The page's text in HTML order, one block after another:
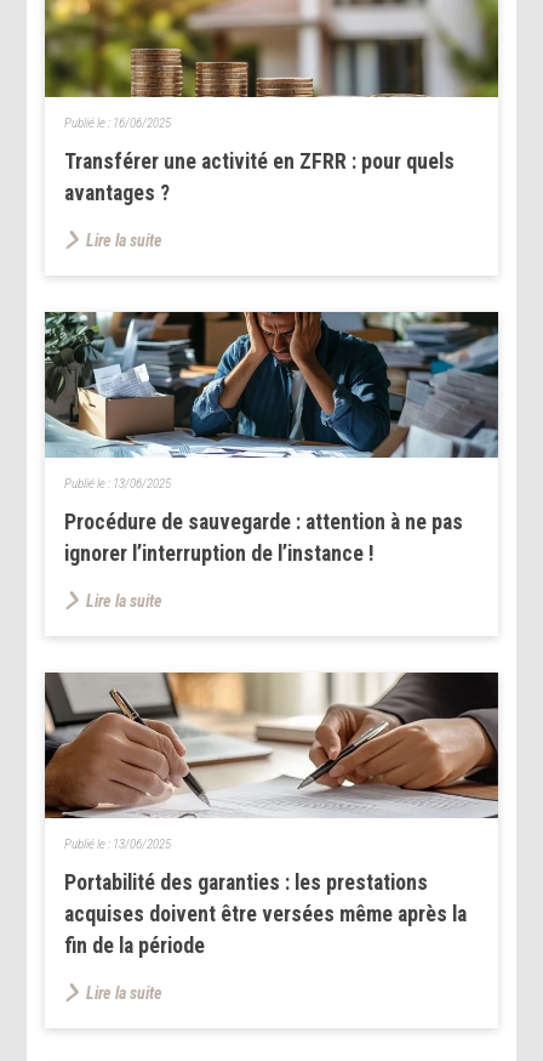
Transférer une activité en ZFRR : pour quels
avantages ?
Publié le : 16/06/2025
Lire la suite
Procédure de sauvegarde : attention à ne pas
ignorer l’interruption de l’instance !
Publié le : 13/06/2025
Lire la suite
Portabilité des garanties : les prestations
acquises doivent être versées même après la
fin de la période
Publié le : 13/06/2025
Lire la suite